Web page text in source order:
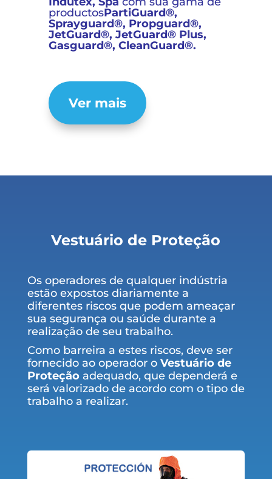
productosPartiGuard®,
Sprayguard®, Propguard®,
JetGuard®, JetGuard® Plus,
Gasguard®, CleanGuard®.
Ver mais
Vestuário de Proteção
Os operadores de qualquer indústria
estão expostos diariamente a
diferentes riscos que podem ameaçar
sua segurança ou saúde durante a
realização de seu trabalho.
Como barreira a estes riscos, deve ser
fornecido ao operador o Vestuário de
Proteção adequado, que dependerá e
será valorizado de acordo com o tipo de
trabalho a realizar.